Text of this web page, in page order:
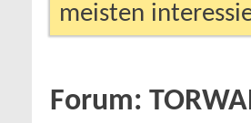
meisten
Forum: